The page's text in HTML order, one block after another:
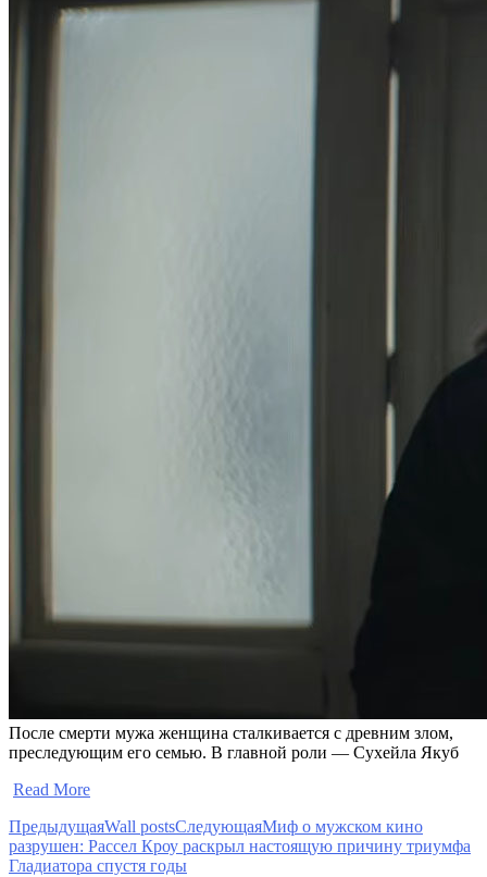
После смерти мужа женщина сталкивается с древним злом,
преследующим его семью. В главной роли — Сухейла Якуб
Read More
ПредыдущаяWall postsСледующаяМиф о мужском кино
разрушен: Рассел Кроу раскрыл настоящую причину триумфа
Гладиатора спустя годы